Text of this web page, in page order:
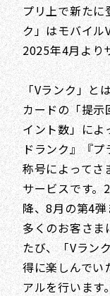
プリ上で新たに
ク」はモバイル
2025年4月より
「Vランク」と
カードの「提示
イント数」によ
ドランク』『
称号によってさ
サービスです。
降、8月の第4
多くのお客さま
たび、「Vラン
得に楽しんでい
アルを行います